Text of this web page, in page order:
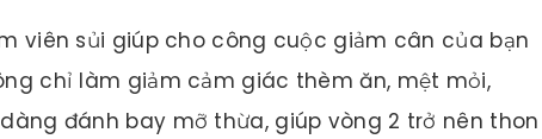
viên sủi giúp cho công cuộc giảm cân của bạn
chỉ làm giảm cảm giác thèm ăn, mệt mỏi,
đánh bay mỡ thừa, giúp vòng 2 trở nên thon